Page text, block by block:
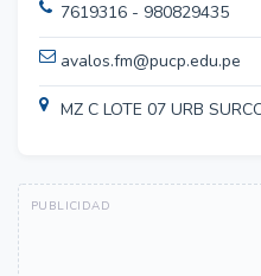
7619316 - 980829435
avalos.fm@pucp.edu.pe
MZ C LOTE 07 URB